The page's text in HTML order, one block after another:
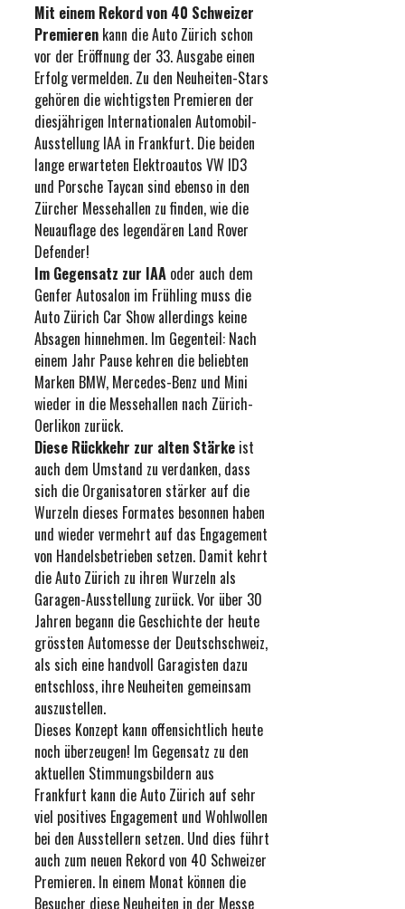
Mit einem Rekord von 40 Schweizer
Premieren kann die Auto Zürich schon
vor der Eröffnung der 33. Ausgabe einen
Erfolg vermelden. Zu den Neuheiten-Stars
gehören die wichtigsten Premieren der
diesjährigen Internationalen Automobil-
Ausstellung IAA in Frankfurt. Die beiden
lange erwarteten Elektroautos VW ID3
und Porsche Taycan sind ebenso in den
Zürcher Messehallen zu finden, wie die
Neuauflage des legendären Land Rover
Defender!
Im Gegensatz zur IAA oder auch dem
Genfer Autosalon im Frühling muss die
Auto Zürich Car Show allerdings keine
Absagen hinnehmen. Im Gegenteil: Nach
einem Jahr Pause kehren die beliebten
Marken BMW, Mercedes-Benz und Mini
wieder in die Messehallen nach Zürich-
Oerlikon zurück.
Diese Rückkehr zur alten Stärke ist
auch dem Umstand zu verdanken, dass
sich die Organisatoren stärker auf die
Wurzeln dieses Formates besonnen haben
und wieder vermehrt auf das Engagement
von Handelsbetrieben setzen. Damit kehrt
die Auto Zürich zu ihren Wurzeln als
Garagen-Ausstellung zurück. Vor über 30
Jahren begann die Geschichte der heute
grössten Automesse der Deutschschweiz,
als sich eine handvoll Garagisten dazu
entschloss, ihre Neuheiten gemeinsam
auszustellen.
Dieses Konzept kann offensichtlich heute
noch überzeugen! Im Gegensatz zu den
aktuellen Stimmungsbildern aus
Frankfurt kann die Auto Zürich auf sehr
viel positives Engagement und Wohlwollen
bei den Ausstellern setzen. Und dies führt
auch zum neuen Rekord von 40 Schweizer
Premieren. In einem Monat können die
Besucher diese Neuheiten in der Messe